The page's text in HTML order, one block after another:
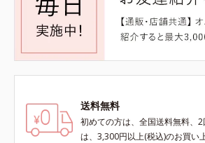
送料無料
初めての方は、全国送料無料、
は、3,300円以上(税込)のお買い